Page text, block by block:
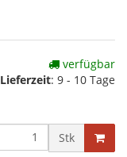
verfügbar
Lieferzeit: 9 - 10 Tage
Stk